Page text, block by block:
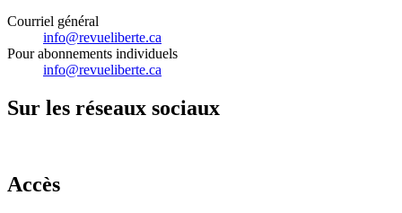
Courriel général
info@revueliberte.ca
Pour abonnements individuels
info@revueliberte.ca
Sur les réseaux sociaux
Accès